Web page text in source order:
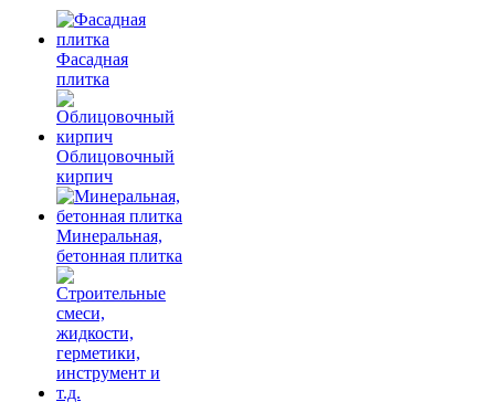
Фасадная
плитка
Облицовочный
кирпич
Минеральная,
бетонная плитка